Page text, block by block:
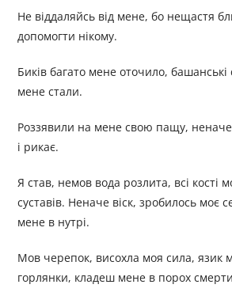
Не віддаляйсь від мене, бо нещастя
допомогти нікому.
Биків багато мене оточило, башанські
мене стали.
Роззявили на мене свою пащу,
і рикає.
Я став, немов вода розлита, всі кості
суставів. Неначе віск, зробилось моє
мене в нутрі.
Мов черепок, висохла моя сила, язик
горлянки, кладеш мене в порох